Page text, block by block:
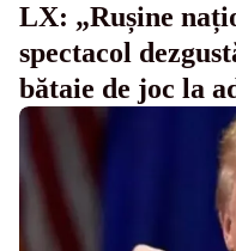
LX: „Rușine
spectacol
bătaie de joc la